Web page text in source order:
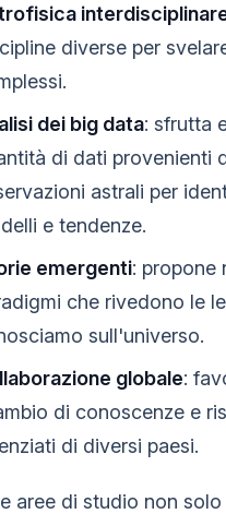
diverse per
dei big data: sfrutta
di dati provenienti
astrali per
e tendenze.
emergenti: propone
che rivedono le
sull'universo.
globale:
di conoscenze e
di diversi paesi.
aree di studio non